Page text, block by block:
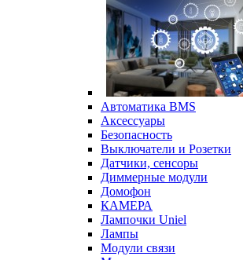
Автоматика BMS
Аксессуары
Безопасность
Выключатели и Розетки
Датчики, сенсоры
Диммерные модули
Домофон
КАМЕРА
Лампочки Uniel
Лампы
Модули связи